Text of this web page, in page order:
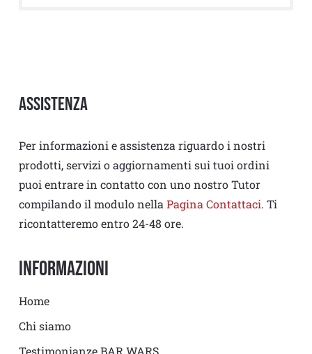
Assistenza
Per informazioni e assistenza riguardo i nostri
prodotti, servizi o aggiornamenti sui tuoi ordini
puoi entrare in contatto con uno nostro Tutor
compilando il modulo nella Pagina Contattaci. Ti
ricontatteremo entro 24-48 ore.
Informazioni
Home
Chi siamo
Testimonianze BAR WARS